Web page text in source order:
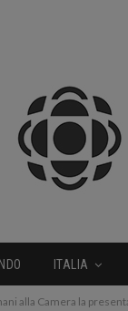
ITALIA
alla Camera la